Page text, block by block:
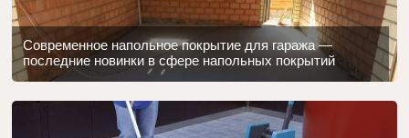
Современное напольное покрытие для гаража —
последние новинки в сфере напольных покрытий